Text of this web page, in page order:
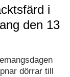
i
den 13
dörrar till